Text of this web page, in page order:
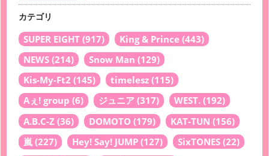
カテゴリ
SUPER EIGHT (917) King & Prince (443)
NEWS (214) Snow Man (129)
Kis-My-Ft2 (145) timelesz (115)
Aぇ! group (6) ジュニア (317) WEST. (192)
A.B.C-Z (36) DOMOTO (179) KAT-TUN (156)
嵐 (227) Hey! Say! JUMP (127) SixTONES (22)